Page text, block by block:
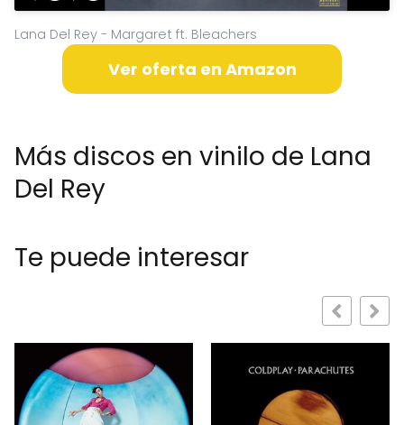
Lana Del Rey - Margaret ft. Bleachers
Ver oferta en Amazon
Más discos en vinilo de Lana
Del Rey
Te puede interesar